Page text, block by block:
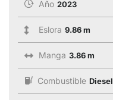
Año 2023
Eslora 9.86 m
Manga 3.86 m
Combustible Diesel